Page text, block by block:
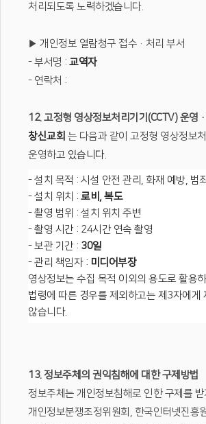
처리되도록 노력하겠습니다.
▶ 개인정보 열람청구 접수·처리 부서
- 부서명 : 교역자
- 연락처 :
12. 고정형 영상정보처리기기(CCTV) 운영
창신교회 는 다음과 같이 고정형 영상정보
운영하고 있습니다.
- 설치 목적 : 시설 안전 관리, 화재 예방, 범
- 설치 위치 : 로비, 복도
- 촬영 범위 : 설치 위치 주변
- 촬영 시간 : 24시간 연속 촬영
- 보관 기간 : 30일
- 관리 책임자 : 미디어부장
영상정보는 수집 목적 이외의 용도로 활용
법령에 따른 경우를 제외하고는 제3자에게
않습니다.
13. 정보주체의 권익침해에 대한 구제방법
정보주체는 개인정보침해로 인한 구제를 받
개인정보분쟁조정위원회, 한국인터넷진흥